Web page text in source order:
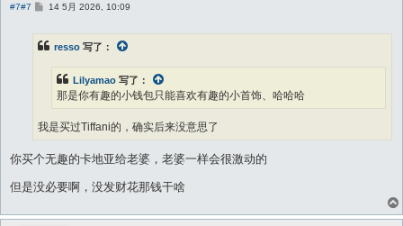
#7#7
帖14 5月 2026, 10:09
resso 写了：
Lilyamao 写了：
那是你有趣的小钱包只能喜欢有趣的小首饰、哈哈哈
我是买过Tiffani的，确实后来没意思了
你买个无趣的卡地亚给老婆，老婆一样会很激动的
但是没必要啊，没发财花那钱干啥